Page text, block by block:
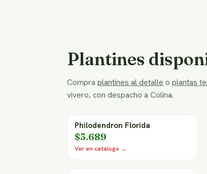
Plantines
Compra plantines al detalle o plantas
vivero, con despacho a Colina.
Philodendron Florida
$3.689
Ver en catálogo →